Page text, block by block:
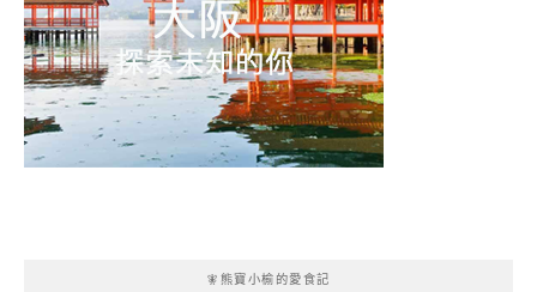
🧚熊寶小榆的愛食記